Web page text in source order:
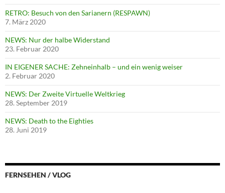
RETRO: Besuch von den Sarianern (RESPAWN)
7. März 2020
NEWS: Nur der halbe Widerstand
23. Februar 2020
IN EIGENER SACHE: Zehneinhalb – und ein wenig weiser
2. Februar 2020
NEWS: Der Zweite Virtuelle Weltkrieg
28. September 2019
NEWS: Death to the Eighties
28. Juni 2019
FERNSEHEN / VLOG